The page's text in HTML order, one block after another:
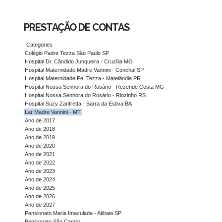
PRESTAÇÃO DE CONTAS
Categories
Colégio Padre Tezza São Paulo SP
Hospital Dr. Cândido Junqueira - Cruzília MG
Hospital Maternidade Madre Vannini - Conchal SP
Hospital Maternidade Pe. Tezza - Matelândia PR
Hospital Nossa Senhora do Rosário - Rezende Costa MG
Hospital Nossa Senhora do Rosário - Riozinho RS
Hospital Suzy Zanfretta - Barra da Estiva BA
Lar Madre Vannini - MT
Ano de 2017
Ano de 2018
Ano de 2019
Ano de 2020
Ano de 2021
Ano de 2022
Ano de 2023
Ano de 2024
Ano de 2025
Ano de 2026
Ano de 2027
Pensionato Maria Imaculada - Atibaia SP